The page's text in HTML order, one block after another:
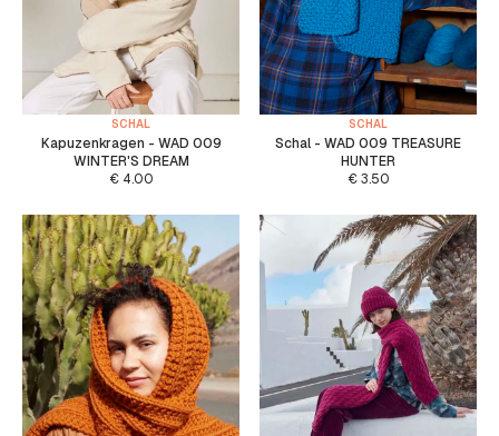
SCHAL
Kapuzenkragen - WAD 009
WINTER'S DREAM
€4.00
SCHAL
Schal - WAD 009 TREASURE
HUNTER
€3.50